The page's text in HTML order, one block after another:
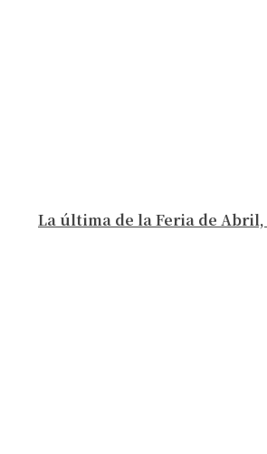
La última de la Feria de